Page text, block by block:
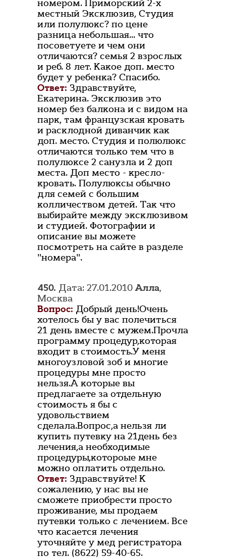
номером. Приморский 2-х
местный Эксклюзив, Студия
или полулюкс? по цене
разница небольшая... что
посоветуете и чем они
отличаются? семья 2 взрослых
и реб. 8 лет. Какое доп. место
будет у ребенка? Спасибо.
Ответ: Здравствуйте,
Екатерина. Эксклюзив это
номер без балкона и с видом на
парк, там французская кровать
и расклодной диванчик как
доп. место. Студия и полюлюкс
отличаются только тем что в
полулюксе 2 санузла и 2 доп
места. Доп место - кресло-
кровать. Полулюксы обычно
для семей с большим
колличеством детей. Так что
выбирайте между эксклюзивом
и студией. Фотографии и
описание вы можете
посмотреть на сайте в разделе
"номера".
450. Дата: 27.01.2010Алла,
Москва
Вопрос: Добрый день!Очень
хотелось бы у вас полечиться
21 день вместе с мужем.Прочла
программу процедур,которая
входит в стоимость.У меня
многоузловой зоб и многие
процедуры мне просто
нельзя.А которые вы
предлагаете за отдельную
стоимость я бы с
удовольствием
сделала.Вопрос,а нельзя ли
купить путевку на 21день без
лечения,а необходимые
процедуры,котороые мне
можно оплатить отдельно.
Ответ: Здравствуйте! К
сожалению, у нас вы не
сможете приобрести просто
проживание, мы продаем
путевки только с лечением. Все
что касается лечения
уточняйте у мед регистратора
по тел. (8622) 59-40-65.